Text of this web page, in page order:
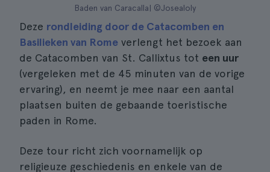
Baden van Caracalla| ©Josealoly
Deze rondleiding door de Catacomben en
Basilieken van Rome verlengt het bezoek aan
de Catacomben van St. Callixtus tot een uur
(vergeleken met de 45 minuten van de vorige
ervaring), en neemt je mee naar een aantal
plaatsen buiten de gebaande toeristische
paden in Rome.
Deze tour richt zich voornamelijk op
religieuze geschiedenis en enkele van de